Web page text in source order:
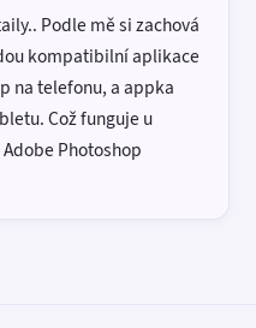
Podle mě si zachová
kompatibilní aplikace
na telefonu, a appka
Což funguje u
Photoshop